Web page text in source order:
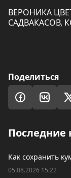
ВЕРОНИКА
САДВАКАСОВ,
Поделиться
Последние
Как сохранить
05.08.2026 15:22